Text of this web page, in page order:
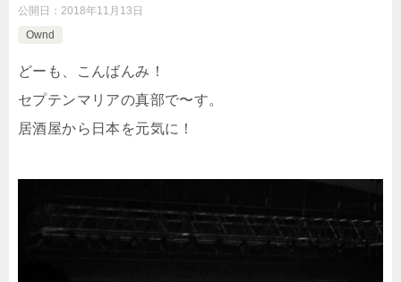
公開日： 2018年11月13日
Ownd
どーも、こんばんみ！
セプテンマリアの真部で〜す。
居酒屋から日本を元気に！